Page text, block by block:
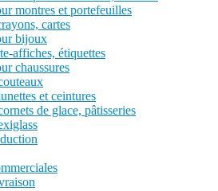
montres et portefeuilles
cartes
bijoux
affiches, étiquettes
chaussures
et ceintures
de glace, pâtisseries